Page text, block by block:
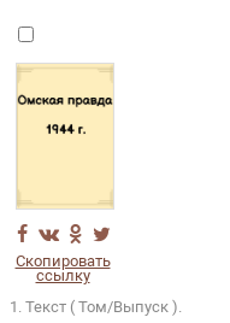
Скопировать
ссылку
1. Текст ( Том/Выпуск ).